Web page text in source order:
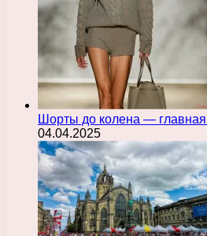
Шорты до колена — главная
04.04.2025